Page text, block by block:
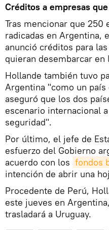
Créditos a empresas
Tras mencionar que 250
radicadas en Argentina,
anunció créditos para
quieran desembarcar en
Hollande también tuvo
Argentina "como un
aseguró que los dos
escenario internacional
seguridad".
Por último, el jefe de
esfuerzo del Gobierno
acuerdo con los fondos
intención de abrir una
Procedente de Perú,
este jueves en
trasladará a Uruguay.